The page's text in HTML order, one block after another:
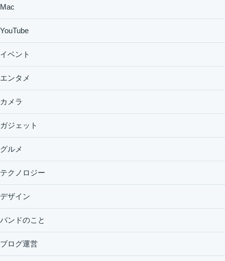
Mac
YouTube
イベント
エンタメ
カメラ
ガジェット
グルメ
テクノロジー
デザイン
バンドのこと
ブログ運営